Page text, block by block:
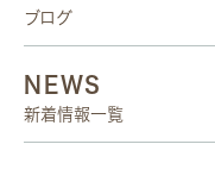
ブログ
NEWS
新着情報一覧